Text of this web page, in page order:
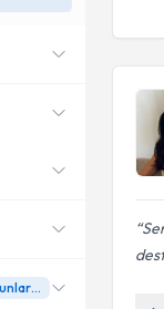
Beden imajı sorunları danışmanlığı